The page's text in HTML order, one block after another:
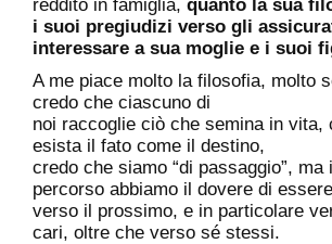
reddito in famiglia, quanto la sua
i suoi pregiudizi verso gli
interessare a sua moglie e i suoi
A me piace molto la filosofia, molto
credo che ciascuno di
noi raccoglie ciò che semina in vita,
esista il fato come il destino,
credo che siamo “di passaggio”, ma
percorso abbiamo il dovere di
verso il prossimo, e in particolare
cari, oltre che verso sé stessi.